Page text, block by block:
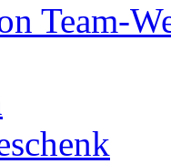
Team-